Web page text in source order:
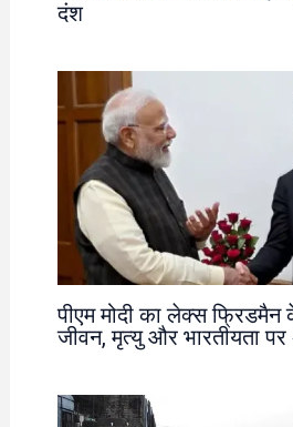
दंश
पीएम मोदी का लेक्स फ्रिडमैन
जीवन, मृत्यु और भारतीयता पर